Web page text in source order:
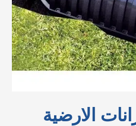
الارضية